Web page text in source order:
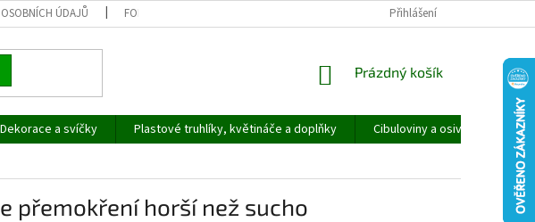
ÚDAJŮ FORMULÁŘ PRO UPLATNĚNÍ REKLAMACE REKLAMAČNÍ ŘÁD
Přihlášení
NÁKUPNÍ
Prázdný košík
Dekorace a svíčky Plastové truhlíky, květináče a doplňky Cibuloviny a osivo
přemokření horší než sucho